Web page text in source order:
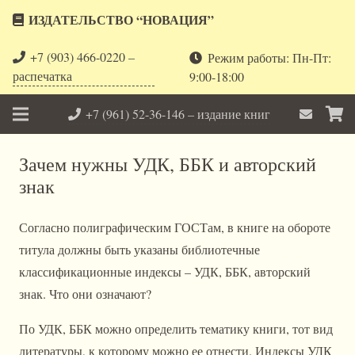
ИЗДАТЕЛЬСТВО “НОВАЦИЯ”
+7 (903) 466-0220 –
распечатка
Режим работы: Пн-Пт:
9:00-18:00
+7 (961) 52-36-146 – издание книг
Зачем нужны УДК, ББК и авторский
знак
Согласно полиграфическим ГОСТам, в книге на обороте
титула должны быть указаны библиотечные
классификационные индексы – УДК, ББК, авторский
знак. Что они означают?
По УДК, ББК можно определить тематику книги, тот вид
литературы, к которому можно ее отнести. Индексы УДК